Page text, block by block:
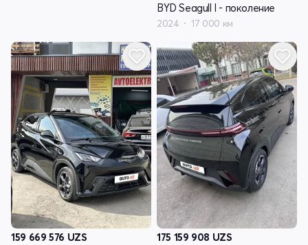
BYD Seagull I - поколение
2024 17 000 км
159 669 576 UZS
175 159 908 UZS